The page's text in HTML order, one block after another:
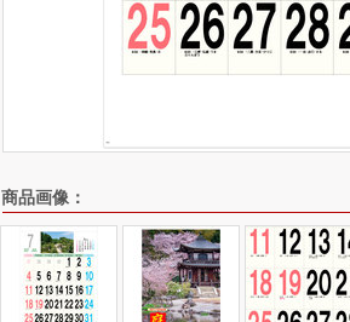
商品画像：